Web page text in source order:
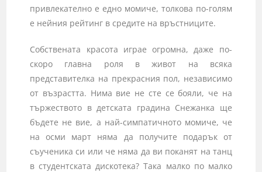
привлекателно е едно момиче, толкова по-голям
е нейния рейтинг в средите на връстниците.
Собствената красота играе огромна, даже по-
скоро главна роля в живот на всяка
представителка на прекрасния пол, независимо
от възрастта. Нима вие не сте се бояли, че на
тържеството в детската градина Снежанка ще
бъдете не вие, а най-симпатичното момиче, че
на осми март няма да получите подарък от
съученика си или че няма да ви поканят на танц
в студентската дискотека? Така малко по малко